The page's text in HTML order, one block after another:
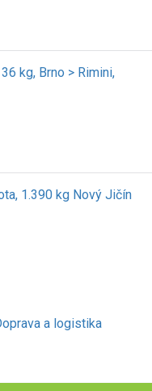
kg, Brno > Rimini,
1.390 kg Nový Jičín
a logistika